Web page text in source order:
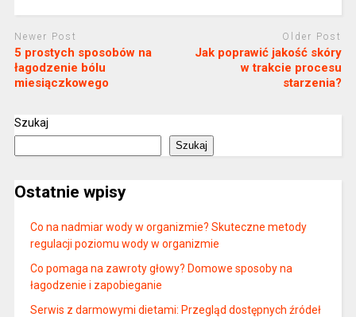
Newer Post
5 prostych sposobów na
łagodzenie bólu
miesiączkowego
Older Post
Jak poprawić jakość skóry
w trakcie procesu
starzenia?
Szukaj
Szukaj
Ostatnie wpisy
Co na nadmiar wody w organizmie? Skuteczne metody
regulacji poziomu wody w organizmie
Co pomaga na zawroty głowy? Domowe sposoby na
łagodzenie i zapobieganie
Serwis z darmowymi dietami: Przegląd dostępnych źródeł